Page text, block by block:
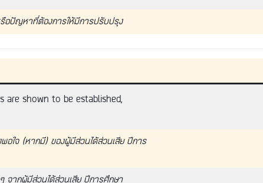
อปัญหาที่ต้องการให้มีการปรับปรุง
are shown to be established,
อใจ (หากมี) ของผู้มีส่วนได้ส่วนเสีย ปีการ
จากผู้มีส่วนได้ส่วนเสีย ปีการศึกษา